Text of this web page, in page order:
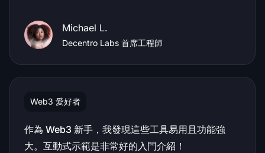
Michael L.
Decentro Labs 首席工程師
Web3 愛好者
作為 Web3 新手，我發現這些工具易用且功能強
大。互動式示範是非常好的入門介紹！